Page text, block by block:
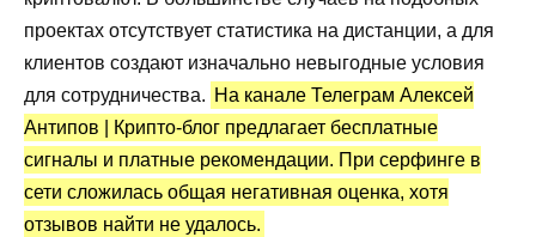
проектах отсутствует статистика на дистанции, а для
клиентов создают изначально невыгодные условия
для сотрудничества. На канале Телеграм Алексей
Антипов | Крипто-блог предлагает бесплатные
сигналы и платные рекомендации. При серфинге в
сети сложилась общая негативная оценка, хотя
отзывов найти не удалось.